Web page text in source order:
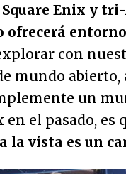
Square Enix y
ofrecerá
con
mundo
un
en el pasado, es
la vista es un